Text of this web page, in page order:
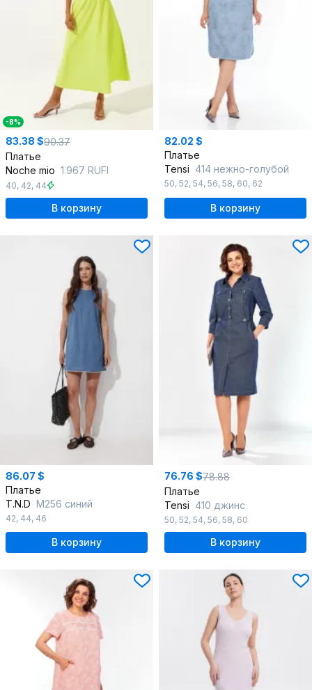
-8%
83.38 $90.37
Платье
Noche mio 1.967 RUFI
40, 42, 44
В корзину
82.02 $
Платье
Tensi 414 нежно-голубой
50, 52, 54, 56, 58, 60, 62
В корзину
86.07 $
Платье
T.N.D М256 синий
42, 44, 46
В корзину
76.76 $78.88
Платье
Tensi 410 джинс
50, 52, 54, 56, 58, 60
В корзину